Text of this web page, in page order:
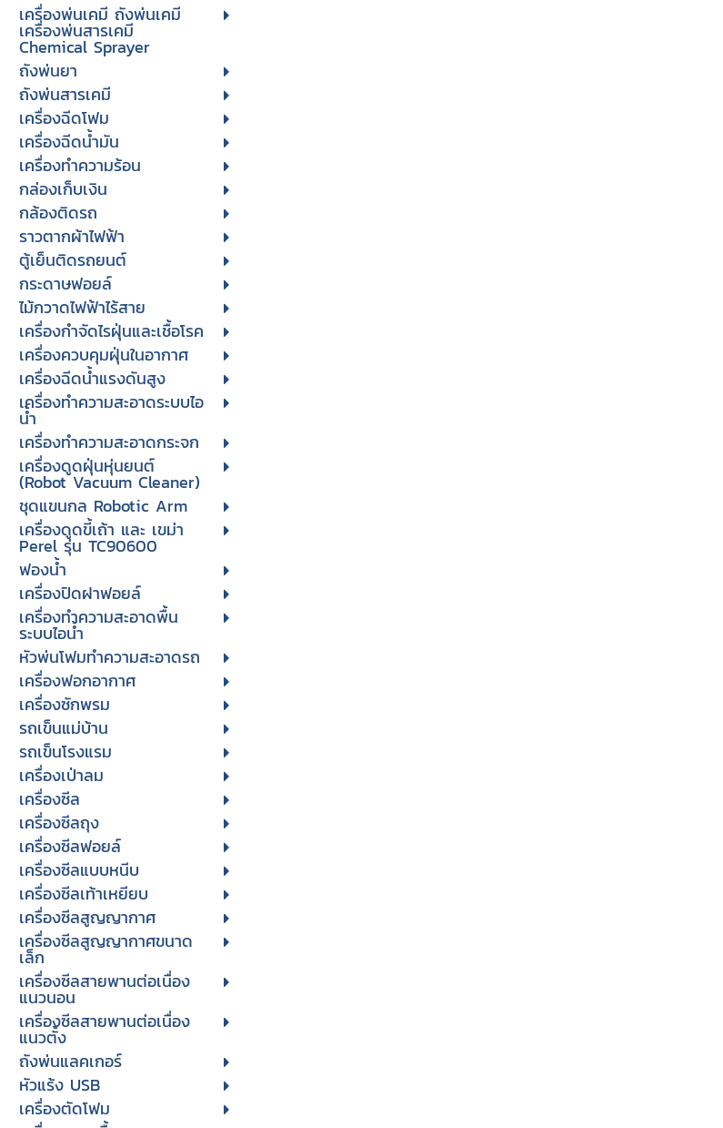
เครื่องพ่นเคมี ถังพ่นเคมี
เครื่องพ่นสารเคมี
Chemical Sprayer
ถังพ่นยา
ถังพ่นสารเคมี
เครื่องฉีดโฟม
เครื่องฉีดน้ำมัน
เครื่องทำความร้อน
กล่องเก็บเงิน
กล้องติดรถ
ราวตากผ้าไฟฟ้า
ตู้เย็นติดรถยนต์
กระดาษฟอยล์
ไม้กวาดไฟฟ้าไร้สาย
เครื่องกำจัดไรฝุ่นและเชื้อโรค
เครื่องควบคุมฝุ่นในอากาศ
เครื่องฉีดน้ำแรงดันสูง
เครื่องทำความสะอาดระบบไอ
น้ำ
เครื่องทำความสะอาดกระจก
เครื่องดูดฝุ่นหุ่นยนต์
(Robot Vacuum Cleaner)
ชุดแขนกล Robotic Arm
เครื่องดูดขี้เถ้า และ เขม่า
Perel รุ่น TC90600
ฟองน้ำ
เครื่องปิดฝาฟอยล์
เครื่องทำความสะอาดพื้น
ระบบไอน้ำ
หัวพ่นโฟมทำความสะอาดรถ
เครื่องฟอกอากาศ
เครื่องซักพรม
รถเข็นแม่บ้าน
รถเข็นโรงแรม
เครื่องเป่าลม
เครื่องซีล
เครื่องซีลถุง
เครื่องซีลฟอยล์
เครื่องซีลแบบหนีบ
เครื่องซีลเท้าเหยียบ
เครื่องซีลสูญญากาศ
เครื่องซีลสูญญากาศขนาด
เล็ก
เครื่องซีลสายพานต่อเนื่อง
แนวนอน
เครื่องซีลสายพานต่อเนื่อง
แนวตั้ง
ถังพ่นแลคเกอร์
หัวแร้ง USB
เครื่องตัดโฟม